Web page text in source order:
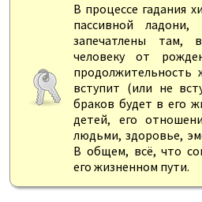
В процессе гадания
пассивной
запечатлены
человеку от
вступит (или не
браков будет в его
детей, его
людьми, здоровье,
В общем, всё, что
его жизненном пути.